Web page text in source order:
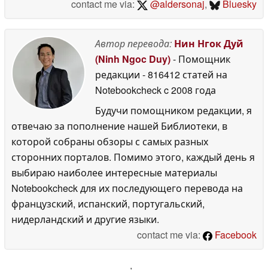
contact me via:
@aldersonaj, Bluesky
Автор перевода: Нин Нгок Дуй
(Ninh Ngoc Duy)- Помощник
редакции - 816412 статей на
Notebookcheckc 2008 года
Будучи помощником редакции, я
отвечаю за пополнение нашей Библиотеки, в
которой собраны обзоры с самых разных
сторонних порталов. Помимо этого, каждый день я
выбираю наиболее интересные материалы
Notebookcheck для их последующего перевода на
французский, испанский, португальский,
нидерландский и другие языки.
contact me via:
Facebook
'